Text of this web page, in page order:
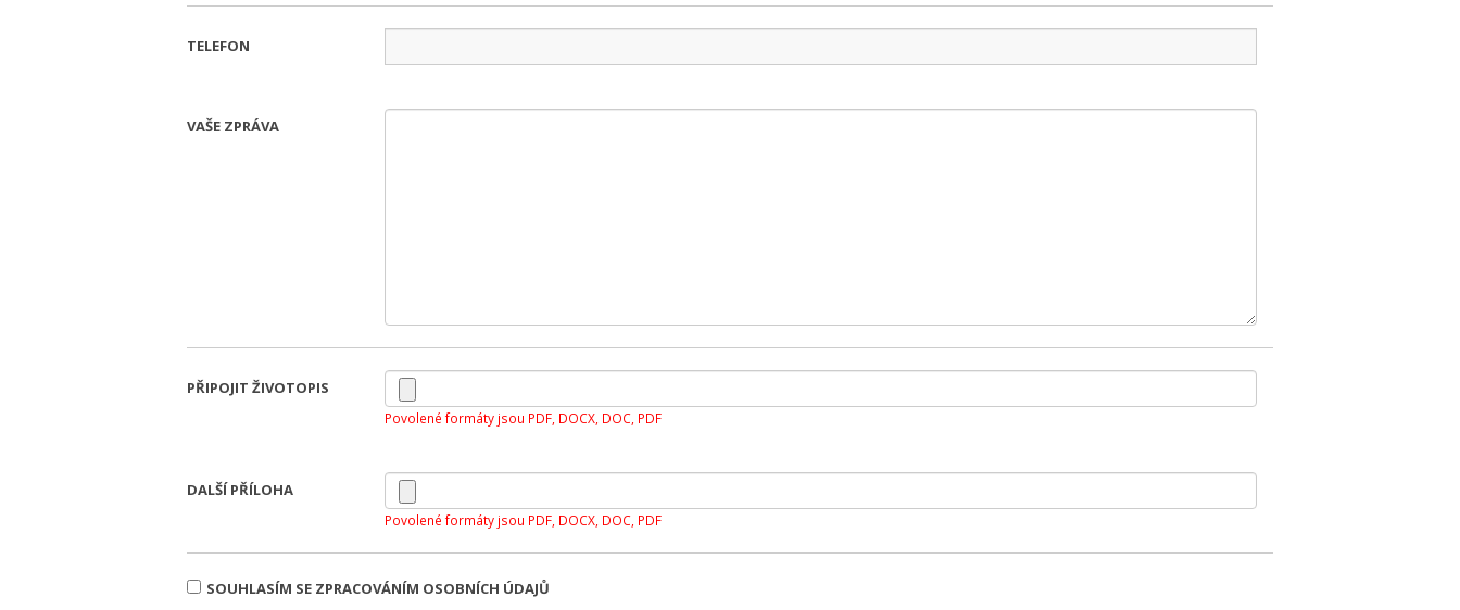
TELEFON
VAŠE ZPRÁVA
PŘIPOJIT ŽIVOTOPIS
Povolené formáty jsou PDF, DOCX, DOC, PDF
DALŠÍ PŘÍLOHA
Povolené formáty jsou PDF, DOCX, DOC, PDF
SOUHLASÍM SE ZPRACOVÁNÍM OSOBNÍCH ÚDAJŮ